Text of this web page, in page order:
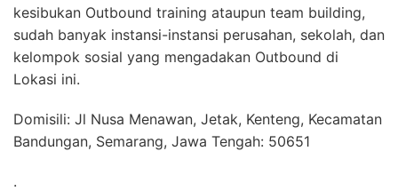
kesibukan Outbound training ataupun team building,
sudah banyak instansi-instansi perusahan, sekolah, dan
kelompok sosial yang mengadakan Outbound di
Lokasi ini.
Domisili: Jl Nusa Menawan, Jetak, Kenteng, Kecamatan
Bandungan, Semarang, Jawa Tengah: 50651
.